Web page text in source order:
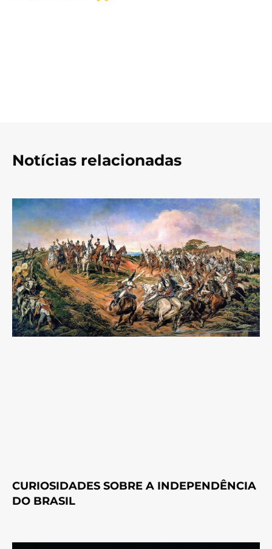
Notícias relacionadas
CURIOSIDADES SOBRE A INDEPENDÊNCIA
DO BRASIL